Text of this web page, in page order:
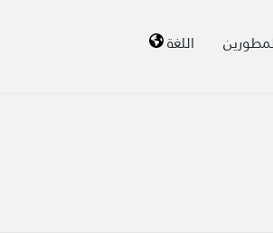
اللغة